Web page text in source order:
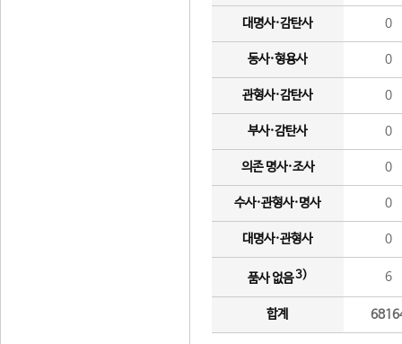
대명사·감탄사 0
동사·형용사 0
관형사·감탄사 0
부사·감탄사 0
의존 명사·조사 0
수사·관형사·명사 0
대명사·관형사 0
품사 없음3) 6
합계